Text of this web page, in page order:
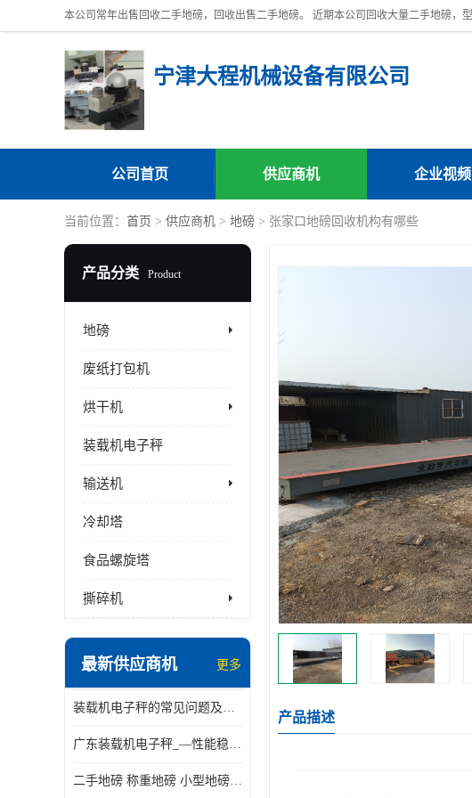
宁津大程机械设备有限公司
公司首页 供应商机 企业视频
当前位置： 首页 > 供应商机 > 地磅 > 张家口地磅回收机构有哪些
产品分类 Product
地磅
废纸打包机
烘干机
装载机电子秤
输送机
冷却塔
食品螺旋塔
撕碎机
最新供应商机 更多
装载机电子秤的常见问题及解决方法介绍
广东装载机电子秤_—性能稳定—操作简单—品质可靠
二手地磅 称重地磅 小型地磅 一百吨地磅
产品描述